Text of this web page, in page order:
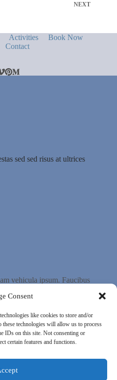
Consent
like cookies to store and/or
these technologies will allow us to process
IDs on this site. Not consenting or
certain features and functions.
NEXT
Activities
Book Now
Contact
sed sed risus at ultrices
vehicula ipsum. Faucibus